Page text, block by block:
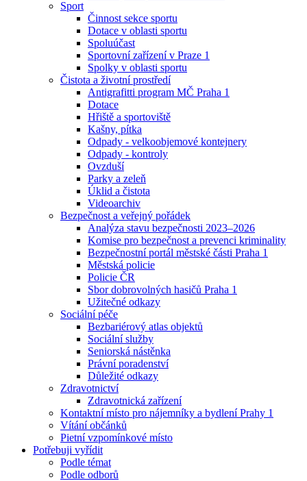
Sport
Činnost sekce sportu
Dotace v oblasti sportu
Spoluúčast
Sportovní zařízení v Praze 1
Spolky v oblasti sportu
Čistota a životní prostředí
Antigrafitti program MČ Praha 1
Dotace
Hřiště a sportoviště
Kašny, pítka
Odpady - velkoobjemové kontejnery
Odpady - kontroly
Ovzduší
Parky a zeleň
Úklid a čistota
Videoarchiv
Bezpečnost a veřejný pořádek
Analýza stavu bezpečnosti 2023–2026
Komise pro bezpečnost a prevenci kriminality
Bezpečnostní portál městské části Praha 1
Městská policie
Policie ČR
Sbor dobrovolných hasičů Praha 1
Užitečné odkazy
Sociální péče
Bezbariérový atlas objektů
Sociální služby
Seniorská nástěnka
Právní poradenství
Důležité odkazy
Zdravotnictví
Zdravotnická zařízení
Kontaktní místo pro nájemníky a bydlení Prahy 1
Vítání občánků
Pietní vzpomínkové místo
Potřebuji vyřídit
Podle témat
Podle odborů